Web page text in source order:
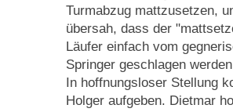
Turmabzug mattzusetzen,
übersah, dass der
Läufer einfach vom
Springer geschlagen
In hoffnungsloser Stellung
Holger aufgeben. Dietmar